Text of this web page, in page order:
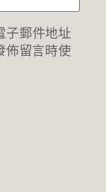
子郵件地址
佈留言時使